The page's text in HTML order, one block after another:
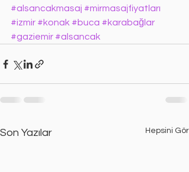
#alsancakmasaj #mirmasajfiyatları
#izmir #konak #buca #karabağlar
#gaziemir #alsancak
Son Yazılar Hepsini Gör